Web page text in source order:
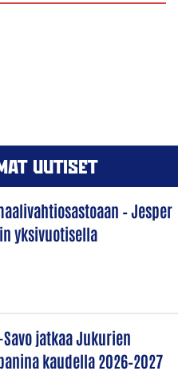
UUTISET
– Jesper
yksivuotisella
jatkaa Jukurien
kaudella 2026–2027